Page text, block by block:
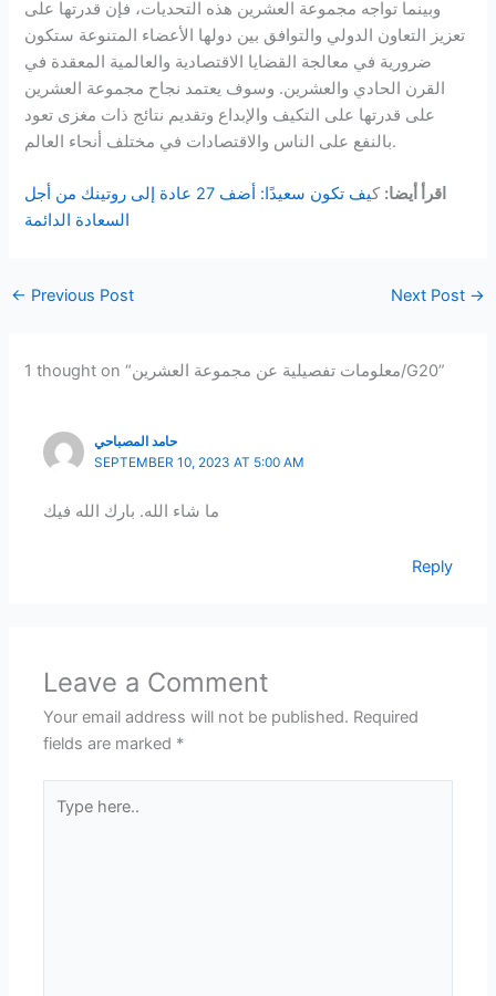
وبينما تواجه مجموعة العشرين هذه التحديات، فإن قدرتها على
تعزيز التعاون الدولي والتوافق بين دولها الأعضاء المتنوعة ستكون
ضرورية في معالجة القضايا الاقتصادية والعالمية المعقدة في
القرن الحادي والعشرين. وسوف يعتمد نجاح مجموعة العشرين
على قدرتها على التكيف والإبداع وتقديم نتائج ذات مغزى تعود
بالنفع على الناس والاقتصادات في مختلف أنحاء العالم.
اقرأ أيضا: ك
يف تكون سعيدًا: أضف 27 عادة إلى روتينك من أجل
السعادة الدائمة
← Previous Post Next Post →
1 thought on “معلومات تفصيلية عن مجموعة العشرين/G20”
حامد المصباحي
SEPTEMBER 10, 2023 AT 5:00 AM
ما شاء الله. بارك الله فيك
Reply
Leave a Comment
Your email address will not be published. Required
fields are marked *
here..